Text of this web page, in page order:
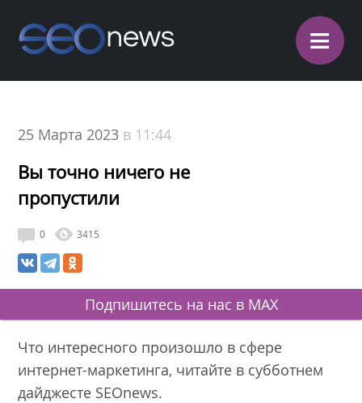
≡
25 Марта 2023 в 11:44
Вы точно ничего не
пропустили
0 3415
Подпишитесь на нас в MAX
Что интересного произошло в сфере
интернет-маркетинга, читайте в субботнем
дайджесте SEOnews.